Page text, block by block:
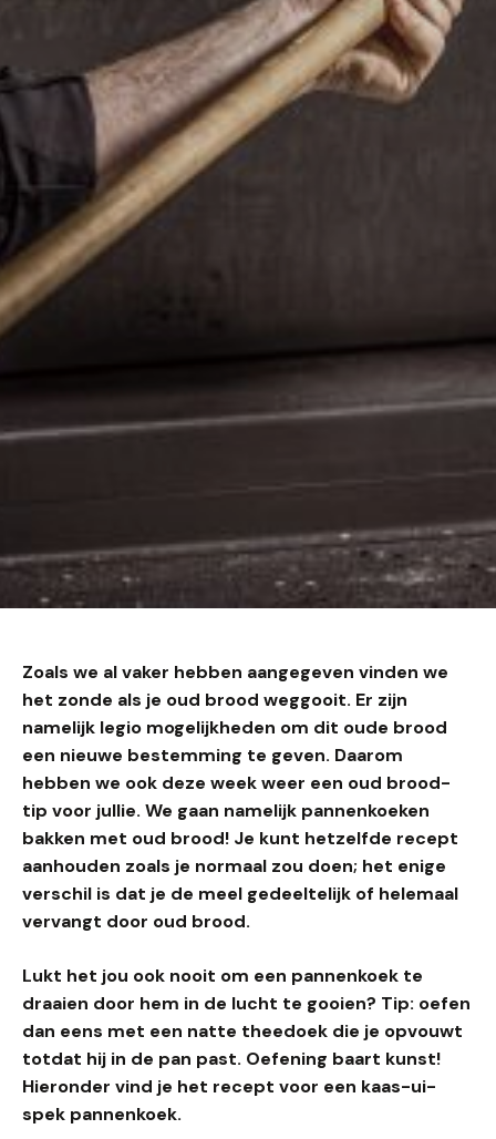
Zoals we al vaker hebben aangegeven vinden we
het zonde als je oud brood weggooit. Er zijn
namelijk legio mogelijkheden om dit oude brood
een nieuwe bestemming te geven. Daarom
hebben we ook deze week weer een oud brood-
tip voor jullie. We gaan namelijk pannenkoeken
bakken met oud brood! Je kunt hetzelfde recept
aanhouden zoals je normaal zou doen; het enige
verschil is dat je de meel gedeeltelijk of helemaal
vervangt door oud brood.
Lukt het jou ook nooit om een pannenkoek te
draaien door hem in de lucht te gooien? Tip: oefen
dan eens met een natte theedoek die je opvouwt
totdat hij in de pan past. Oefening baart kunst!
Hieronder vind je het recept voor een kaas-ui-
spek pannenkoek.